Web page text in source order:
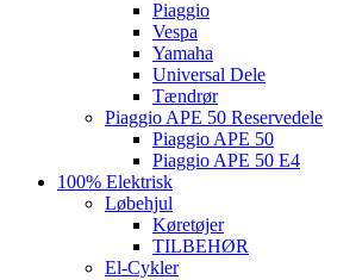
Piaggio
Vespa
Yamaha
Universal Dele
Tændrør
Piaggio APE 50 Reservedele
Piaggio APE 50
Piaggio APE 50 E4
100% Elektrisk
Løbehjul
Køretøjer
TILBEHØR
El-Cykler